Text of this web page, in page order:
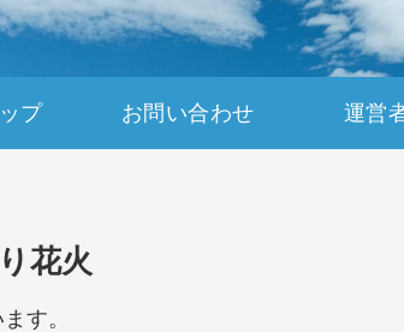
プ お問い合わせ 運営
花火
す。